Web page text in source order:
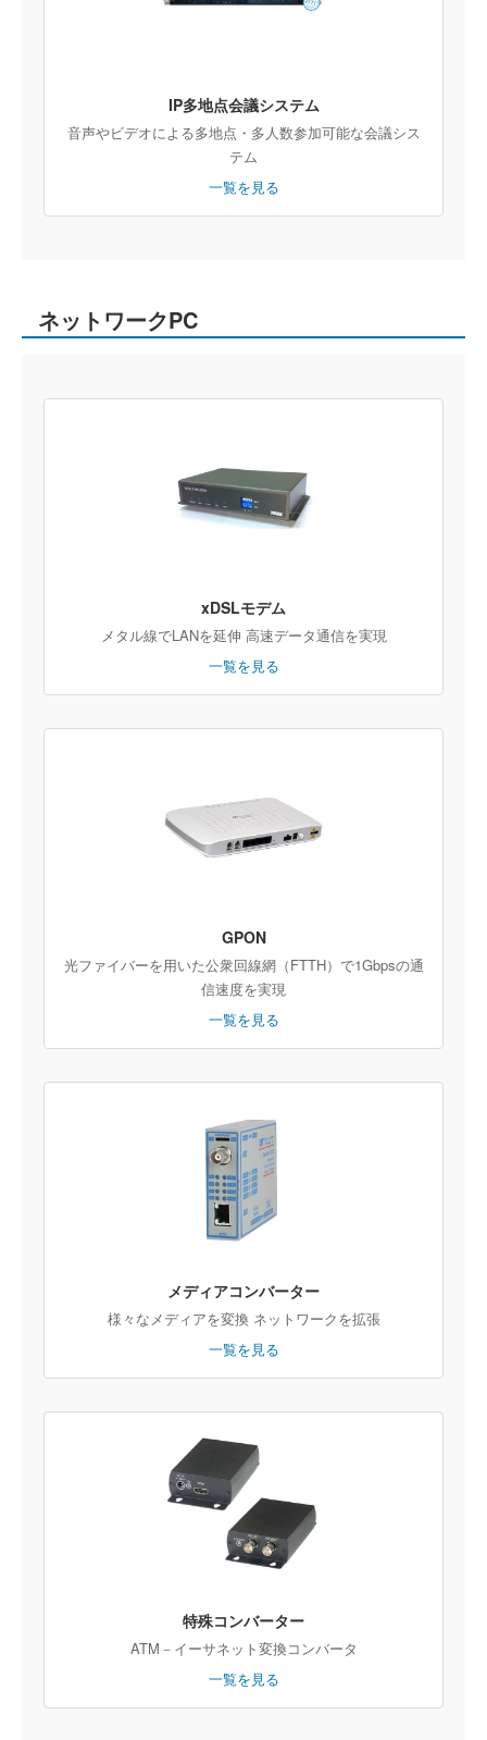
IP多地点会議システム
音声やビデオによる多地点・多人数参加可能な会議シス
テム
一覧を見る
ネットワークPC
xDSLモデム
メタル線でLANを延伸 高速データ通信を実現
一覧を見る
GPON
光ファイバーを用いた公衆回線網（FTTH）で1Gbpsの通
信速度を実現
一覧を見る
メディアコンバーター
様々なメディアを変換 ネットワークを拡張
一覧を見る
特殊コンバーター
ATM－イーサネット変換コンバータ
一覧を見る